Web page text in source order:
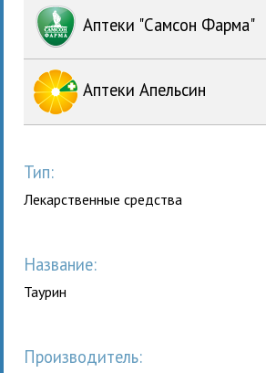
Аптеки "Самсон Фарма"
Аптеки Апельсин
Тип:
Лекарственные средства
Название:
Таурин
Производитель: